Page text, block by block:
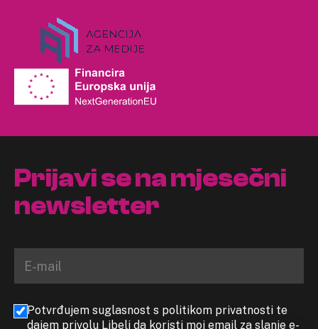
Prijavi se na mjesečni
newsletter
Potvrđujem suglasnost s politikom privatnosti te
dajem privolu Libeli da koristi moj email za slanje e-